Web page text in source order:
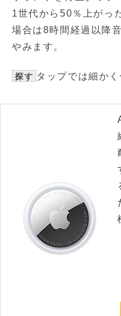
1世代から50％上がっ
場合は8時間経過以降
やみます。
探す タップでは細か